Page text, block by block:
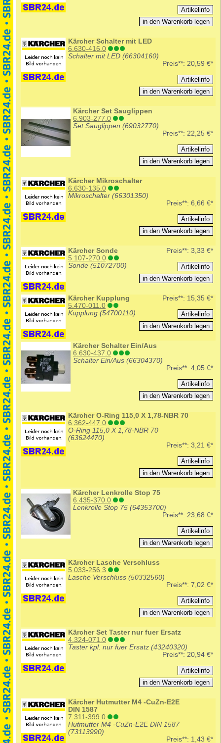
Kärcher Schalter mit LED
6.630-416.0
Schalter mit LED (66304160)
Preis**: 20,59 €*
Kärcher Set Sauglippen
6.903-277.0
Set Sauglippen (69032770)
Preis**: 22,25 €*
Kärcher Mikroschalter
6.630-135.0
Mikroschalter (66301350)
Preis**: 6,66 €*
Kärcher Sonde
5.107-270.0
Sonde (51072700)
Preis**: 3,33 €*
Kärcher Kupplung
5.470-011.0
Kupplung (54700110)
Preis**: 15,35 €*
Kärcher Schalter Ein/Aus
6.630-437.0
Schalter Ein/Aus (66304370)
Preis**: 4,05 €*
Kärcher O-Ring 115,0 X 1,78-NBR 70
6.362-447.0
O-Ring 115,0 X 1,78-NBR 70
(63624470)
Preis**: 3,21 €*
Kärcher Lenkrolle Stop 75
6.435-370.0
Lenkrolle Stop 75 (64353700)
Preis**: 23,68 €*
Kärcher Lasche Verschluss
5.033-256.3
Lasche Verschluss (50332560)
Preis**: 7,02 €*
Kärcher Set Taster nur fuer Ersatz
4.324-071.0
Taster kpl. nur fuer Ersatz (43240320)
Preis**: 20,94 €*
Kärcher Hutmutter M4 -CuZn-E2E
DIN 1587
7.311-399.0
Hutmutter M4 -CuZn-E2E DIN 1587
(73113990)
Preis**: 1,43 €*